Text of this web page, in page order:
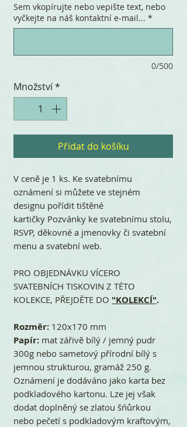
Sem vkopírujte nebo vepište text, nebo
vyčkejte na náš kontaktní e-mail... *
0/500
Množství*
Přidat do košíku
V ceně je 1 ks. Ke svatebnímu
oznámení si můžete ve stejném
designu pořídit tištěné
kartičky Pozvánky ke svatebnímu stolu,
RSVP, děkovné a jmenovky či svatební
menu a svatební web.
PRO OBJEDNÁVKU VÍCERO
SVATEBNÍCH TISKOVIN Z TÉTO
KOLEKCE, PŘEJDĚTE DO "KOLEKCÍ".
Rozměr: 120x170 mm
Papír: mat zářivě bílý / jemný pudr
300g nebo sametový přírodní bílý s
jemnou strukturou, gramáž 250 g.
Oznámení je dodáváno jako karta bez
podkladového kartonu. Lze jej však
dodat doplněný se zlatou šńůrkou
nebo pečetí s podkladovým kraftovým,